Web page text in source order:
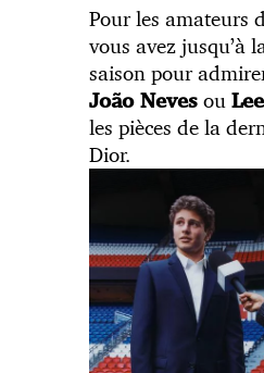
Pour les amateurs
vous avez jusqu’à
saison pour
João Neves ou
les pièces de la
Dior.